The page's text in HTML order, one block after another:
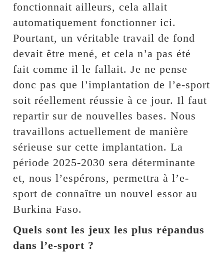
fonctionnait ailleurs, cela allait
automatiquement fonctionner ici.
Pourtant, un véritable travail de fond
devait être mené, et cela n’a pas été
fait comme il le fallait. Je ne pense
donc pas que l’implantation de l’e-sport
soit réellement réussie à ce jour. Il faut
repartir sur de nouvelles bases. Nous
travaillons actuellement de manière
sérieuse sur cette implantation. La
période 2025-2030 sera déterminante
et, nous l’espérons, permettra à l’e-
sport de connaître un nouvel essor au
Burkina Faso.
Quels sont les jeux les plus répandus
dans l’e-sport ?